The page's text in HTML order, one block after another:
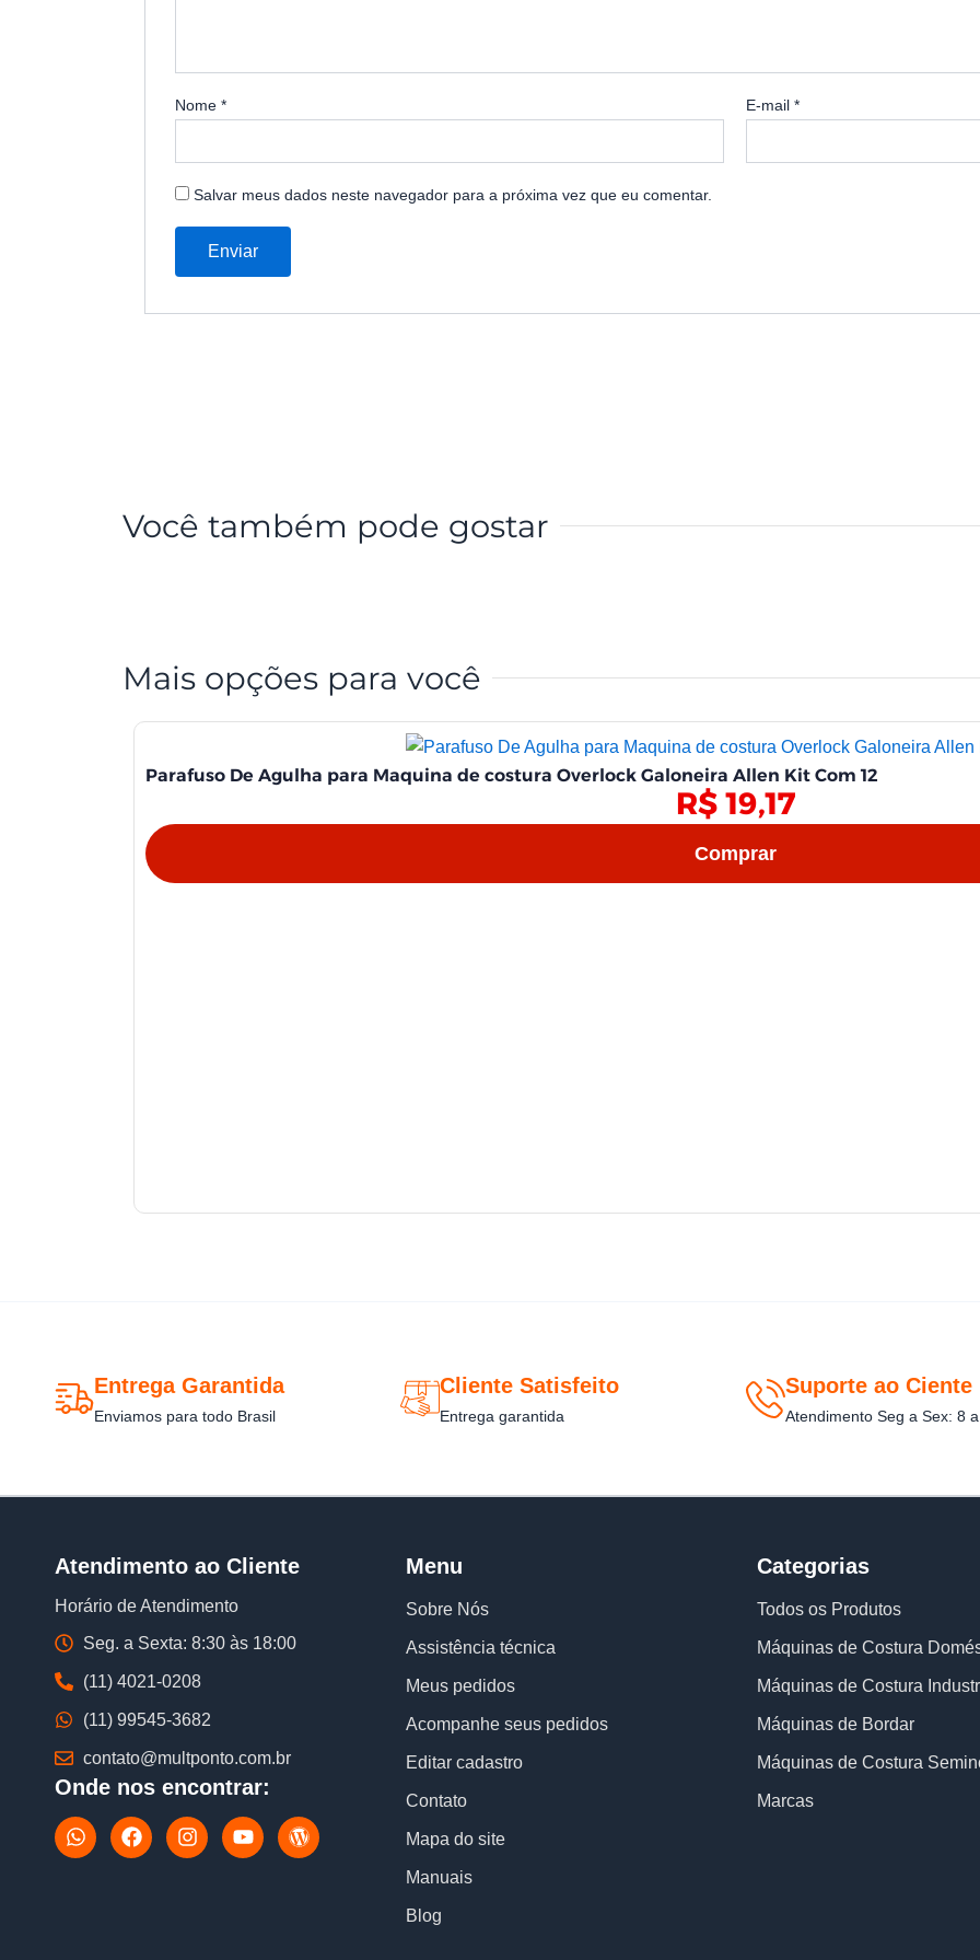
Nome * E-mail*
Salvar meus dados neste navegador para a próxima vez que eu comentar.
Você também pode gostar
Mais opções para você
Parafuso De Agulha para Maquina de costura Overlock Galoneira Allen Kit Com 12
R$19,17
Comprar
Entrega Garantida
Enviamos para todo Brasil
Cliente Satisfeito
Entrega garantida
Suporte ao Ciente
Atendimento Seg a Sex: 8
Atendimento ao Cliente
Horário de Atendimento
Seg. a Sexta: 8:30 às 18:00
(11) 4021-0208
(11) 99545-3682
contato@multponto.com.br
Onde nos encontrar:
W
h
F
a
I
n
Y
o
W
o
Menu
Sobre Nós
Assistência técnica
Meus pedidos
Acompanhe seus pedidos
Editar cadastro
Contato
Mapa do site
Manuais
Blog
Categorias
Todos os Produtos
Máquinas de Costura
Máquinas de Costura
Máquinas de Bordar
Máquinas de Costura
Marcas